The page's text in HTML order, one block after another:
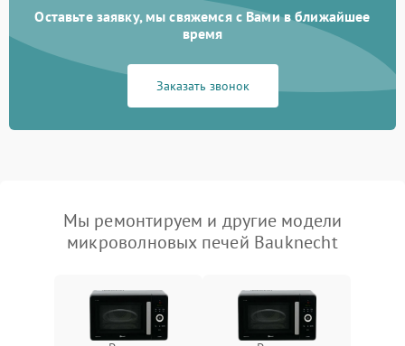
Оставьте заявку, мы свяжемся с Вами в ближайшее
время
Заказать звонок
Мы ремонтируем и другие модели
микроволновых печей Bauknecht